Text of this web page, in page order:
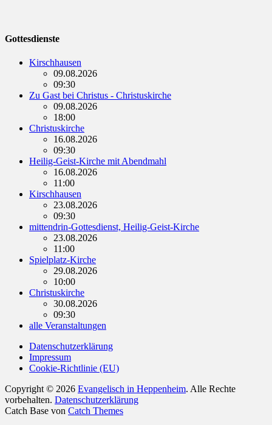
Gottesdienste
Kirschhausen
09.08.2026
09:30
Zu Gast bei Christus - Christuskirche
09.08.2026
18:00
Christuskirche
16.08.2026
09:30
Heilig-Geist-Kirche mit Abendmahl
16.08.2026
11:00
Kirschhausen
23.08.2026
09:30
mittendrin-Gottesdienst, Heilig-Geist-Kirche
23.08.2026
11:00
Spielplatz-Kirche
29.08.2026
10:00
Christuskirche
30.08.2026
09:30
alle Veranstaltungen
Datenschutzerklärung
Impressum
Cookie-Richtlinie (EU)
Copyright © 2026 Evangelisch in Heppenheim. Alle Rechte
vorbehalten. Datenschutzerklärung
Catch Base von Catch Themes